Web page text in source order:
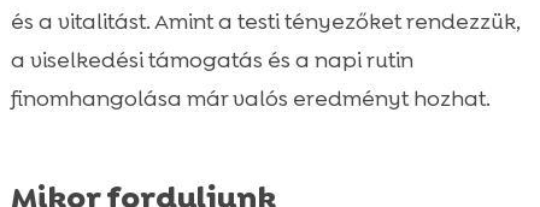
és a vitalitást. Amint a testi tényezőket rendezzük,
a viselkedési támogatás és a napi rutin
finomhangolása már valós eredményt hozhat.
Mikor forduljunk